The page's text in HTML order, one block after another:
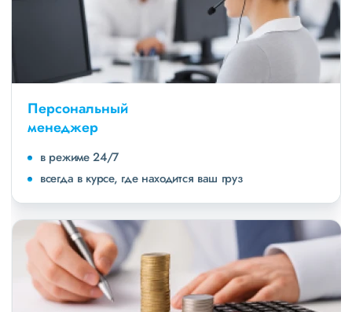
Персональный
менеджер
в режиме 24/7
всегда в курсе, где находится ваш груз